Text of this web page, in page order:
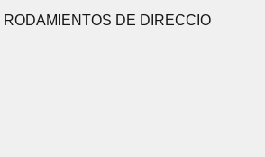
RODAMIENTOS DE DIRECCIO